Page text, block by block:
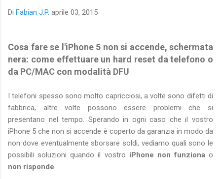
Di Fabian J.P. aprile 03, 2015
Cosa fare se l'iPhone 5 non si accende, schermata
nera: come effettuare un hard reset da telefono o
da PC/MAC con modalità DFU
I telefoni spesso sono molto capricciosi, a volte sono difetti di
fabbrica, altre volte possono essere problemi che si
presentano nel tempo. Sperando in ogni caso che il vostro
iPhone 5 che non si accende è coperto da garanzia in modo da
non dove eventualmente sborsare soldi, vediamo quali sono le
possibili soluzioni quando il vostro iPhone non funziona o
non risponde